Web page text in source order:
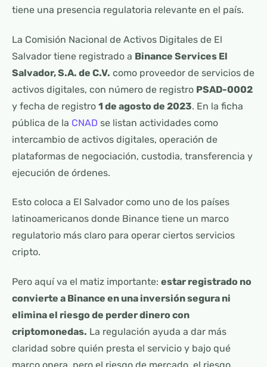
tiene una presencia regulatoria relevante en el país.
La Comisión Nacional de Activos Digitales de El
Salvador tiene registrado a Binance Services El
Salvador, S.A. de C.V. como proveedor de servicios de
activos digitales, con número de registro PSAD-0002
y fecha de registro 1 de agosto de 2023. En la ficha
pública de la CNAD se listan actividades como
intercambio de activos digitales, operación de
plataformas de negociación, custodia, transferencia y
ejecución de órdenes.
Esto coloca a El Salvador como uno de los países
latinoamericanos donde Binance tiene un marco
regulatorio más claro para operar ciertos servicios
cripto.
Pero aquí va el matiz importante: estar registrado no
convierte a Binance en una inversión segura ni
elimina el riesgo de perder dinero con
criptomonedas. La regulación ayuda a dar más
claridad sobre quién presta el servicio y bajo qué